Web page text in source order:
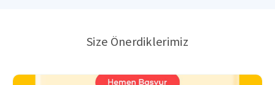
Size Önerdiklerimiz